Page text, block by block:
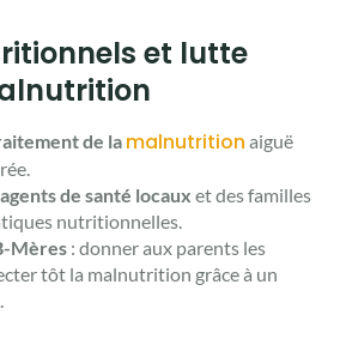
et lutte
de la malnutrition aiguë
de santé locaux et des familles
nutritionnelles.
Mères : donner aux parents les
tôt la malnutrition grâce à un